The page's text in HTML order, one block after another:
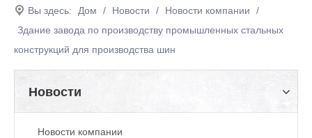
Вы здесь: Дом / Новости / Новости компании
/
Здание завода по производству промышленных стальных
конструкций для производства шин
Новости
Новости компании